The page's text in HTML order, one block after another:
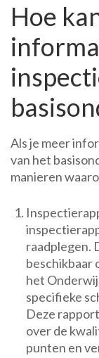
Hoe
Als je meer
van het
manieren
raadplegen.
beschikbaar
het
specifieke
Deze
over de
punten en